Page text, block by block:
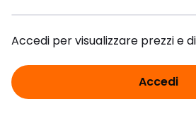
Accedi per visualizzare prezzi e
Accedi